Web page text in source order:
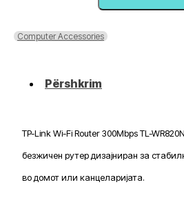
Fi
WR820N
Computer Accessories
Përshkrim
TP-Link Wi-Fi Router 300Mbps TL-
безжичен рутер дизајниран за
во домот или канцеларијата.